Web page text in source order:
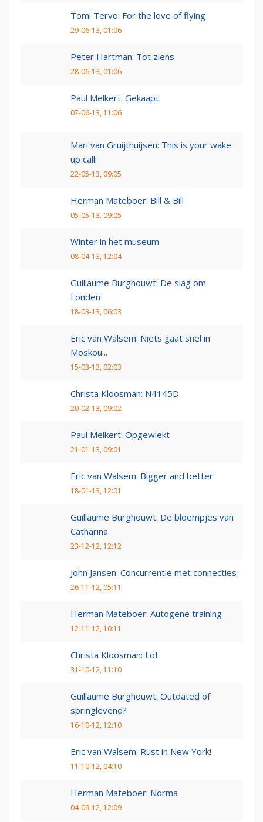
Tomi Tervo: For the love of flying
29-06-13, 01:06
Peter Hartman: Tot ziens
28-06-13, 01:06
Paul Melkert: Gekaapt
07-06-13, 11:06
Mari van Gruijthuijsen: This is your wake
up call!
22-05-13, 09:05
Herman Mateboer: Bill & Bill
05-05-13, 09:05
Winter in het museum
08-04-13, 12:04
Guillaume Burghouwt: De slag om
Londen
18-03-13, 06:03
Eric van Walsem: Niets gaat snel in
Moskou...
15-03-13, 02:03
Christa Kloosman: N4145D
20-02-13, 09:02
Paul Melkert: Opgewiekt
21-01-13, 09:01
Eric van Walsem: Bigger and better
18-01-13, 12:01
Guillaume Burghouwt: De bloempjes van
Catharina
23-12-12, 12:12
John Jansen: Concurrentie met connecties
26-11-12, 05:11
Herman Mateboer: Autogene training
12-11-12, 10:11
Christa Kloosman: Lot
31-10-12, 11:10
Guillaume Burghouwt: Outdated of
springlevend?
16-10-12, 12:10
Eric van Walsem: Rust in New York!
11-10-12, 04:10
Herman Mateboer: Norma
04-09-12, 12:09